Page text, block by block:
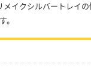
メイクシルバートレイ
。